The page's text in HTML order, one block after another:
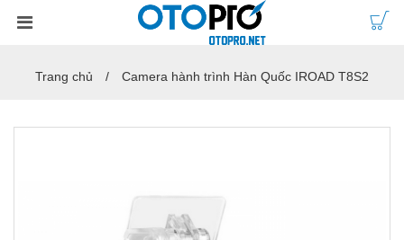
Trang chủ Camera hành trình Hàn Quốc IROAD T8S2